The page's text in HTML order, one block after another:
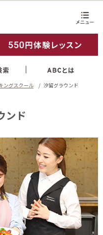
ングスクール 汐留グラウンド
ンド